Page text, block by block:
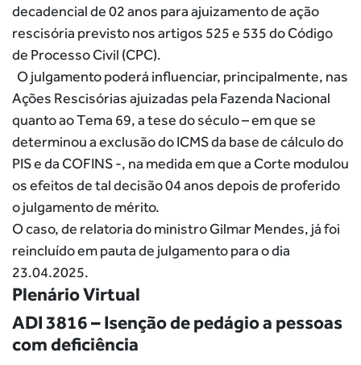
decadencial de 02 anos para ajuizamento de ação
rescisória previsto nos artigos 525 e 535 do Código
de Processo Civil (CPC).
O julgamento poderá influenciar, principalmente, nas
Ações Rescisórias ajuizadas pela Fazenda Nacional
quanto ao Tema 69, a tese do século – em que se
determinou a exclusão do ICMS da base de cálculo do
PIS e da COFINS -, na medida em que a Corte modulou
os efeitos de tal decisão 04 anos depois de proferido
o julgamento de mérito.
O caso, de relatoria do ministro Gilmar Mendes, já foi
reincluído em pauta de julgamento para o dia
23.04.2025.
Plenário Virtual
ADI 3816 – Isenção de pedágio a pessoas
com deficiência